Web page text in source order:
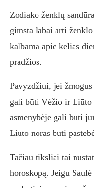
Zodiako ženklų
gimsta labai arti
kalbama apie kelias
pradžios.
Pavyzdžiui, jei
gali būti Vėžio ir Liūto
asmenybėje gali būti
Liūto noras būti
Tačiau tiksliai tai
horoskopą. Jeigu